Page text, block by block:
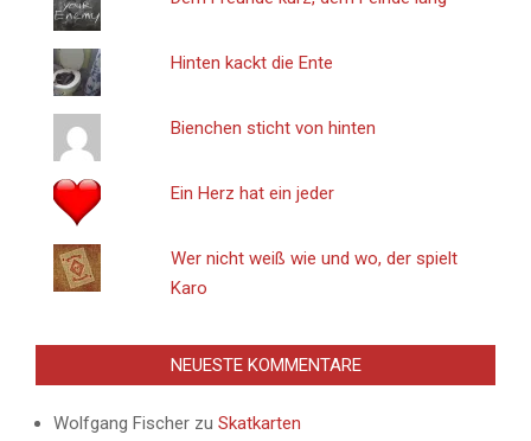
Hinten kackt die Ente
Bienchen sticht von hinten
Ein Herz hat ein jeder
Wer nicht weiß wie und wo, der spielt
Karo
NEUESTE KOMMENTARE
Wolfgang Fischer zu Skatkarten